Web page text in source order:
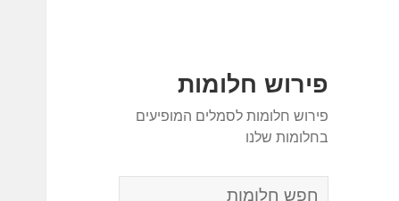
פירוש חלומות
פירוש חלומות לסמלים המופיעים
בחלומות שלנו
מילון